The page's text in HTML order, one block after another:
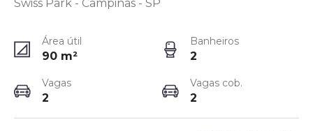
Swiss Park - Campinas - SP
Área útil
90 m²
Banheiros
2
Vagas
2
Vagas cob.
2